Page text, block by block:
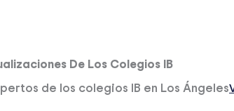
De Los Colegios IB
de los colegios IB en Los Ángeles